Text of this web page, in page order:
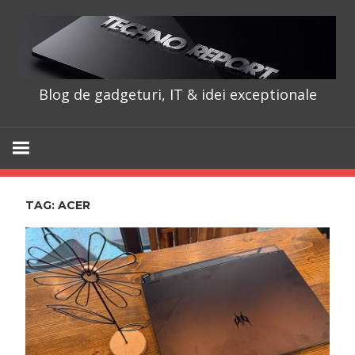
content
Blog de gadgeturi, IT & idei exceptionale
TAG: ACER